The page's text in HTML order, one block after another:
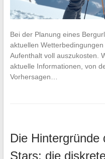
Bei der Planung eines
aktuellen
Aufenthalt voll auszukosten.
aktuelle Informationen, von
Vorhersagen…
Die Hintergründe
Stars: die